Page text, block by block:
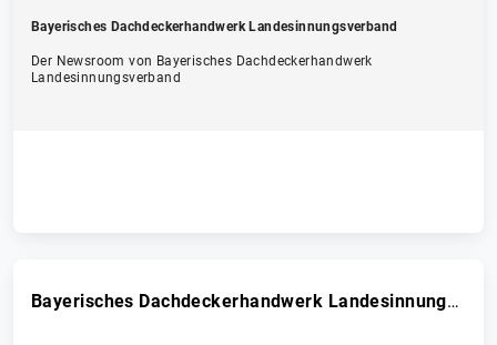
Bayerisches Dachdeckerhandwerk Landesinnungsverband
Der Newsroom von Bayerisches Dachdeckerhandwerk
Landesinnungsverband
Bayerisches Dachdeckerhandwerk Landesinnungsverband